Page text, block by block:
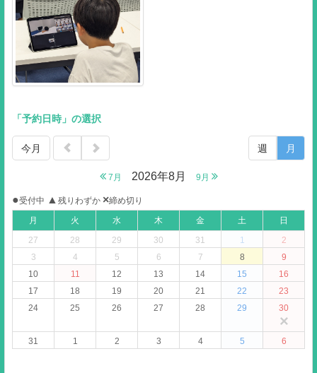
「予約日時」の選択
今月
7月 2026年8月 9月
週 月
●受付中 ▲ 残りわずか ×締め切り
月
火 水 木 金 土
日
27
28 29 30 31 1
2
3
4 5 6 7 8
9
10
11 12 13 14 15
16
17
18 19 20 21 22
23
24
25 26 27 28 29 30
×
31 1 2 3 4 5 6